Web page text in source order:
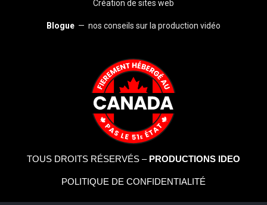
Création de sites web
Blogue — nos conseils sur la production vidéo
TOUS DROITS RÉSERVÉS – PRODUCTIONS IDEO
POLITIQUE DE CONFIDENTIALITÉ